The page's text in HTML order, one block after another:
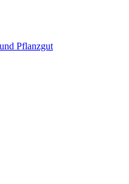
Pflanzgut